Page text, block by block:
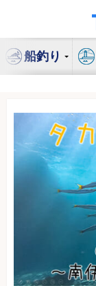
ン
船釣り